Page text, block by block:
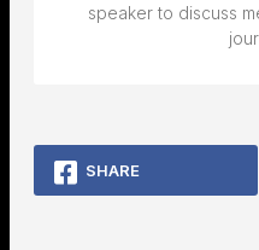
speaker to discuss
SHARE